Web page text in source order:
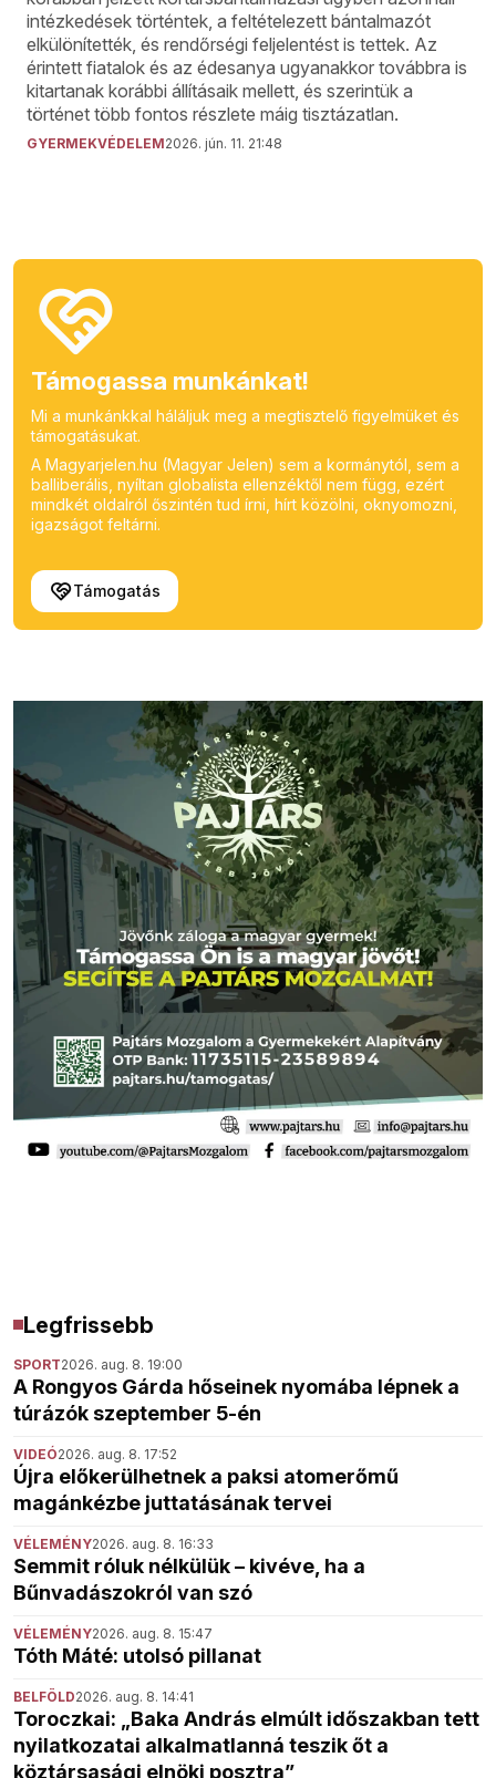
intézkedések történtek, a feltételezett bántalmazót
elkülönítették, és rendőrségi feljelentést is tettek. Az
érintett fiatalok és az édesanya ugyanakkor továbbra is
kitartanak korábbi állításaik mellett, és szerintük a
történet több fontos részlete máig tisztázatlan.
GYERMEKVÉDELEM2026. jún. 11. 21:48
Támogassa munkánkat!
Mi a munkánkkal háláljuk meg a megtisztelő figyelmüket és
támogatásukat.
A Magyarjelen.hu (Magyar Jelen) sem a kormánytól, sem a
balliberális, nyíltan globalista ellenzéktől nem függ, ezért
mindkét oldalról őszintén tud írni, hírt közölni, oknyomozni,
igazságot feltárni.
Támogatás
Legfrissebb
SPORT2026. aug. 8. 19:00
A Rongyos Gárda hőseinek nyomába lépnek a
túrázók szeptember 5-én
VIDEÓ2026. aug. 8. 17:52
Újra előkerülhetnek a paksi atomerőmű
magánkézbe juttatásának tervei
VÉLEMÉNY2026. aug. 8. 16:33
Semmit róluk nélkülük – kivéve, ha a
Bűnvadászokról van szó
VÉLEMÉNY2026. aug. 8. 15:47
Tóth Máté: utolsó pillanat
BELFÖLD2026. aug. 8. 14:41
Toroczkai: „Baka András elmúlt időszakban tett
nyilatkozatai alkalmatlanná teszik őt a
köztársasági elnöki posztra”